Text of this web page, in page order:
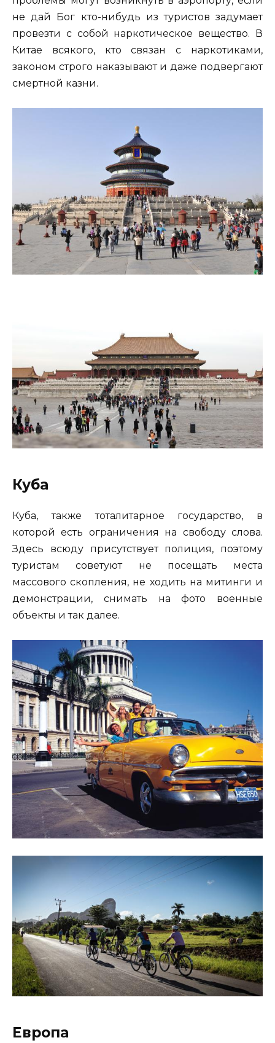
не дай Бог кто-нибудь из туристов задумает
провезти с собой наркотическое вещество. В
Китае всякого, кто связан с наркотиками,
законом строго наказывают и даже подвергают
смертной казни.
Куба
Куба, также тоталитарное государство, в
которой есть ограничения на свободу слова.
Здесь всюду присутствует полиция, поэтому
туристам советуют не посещать места
массового скопления, не ходить на митинги и
демонстрации, снимать на фото военные
объекты и так далее.
Европа